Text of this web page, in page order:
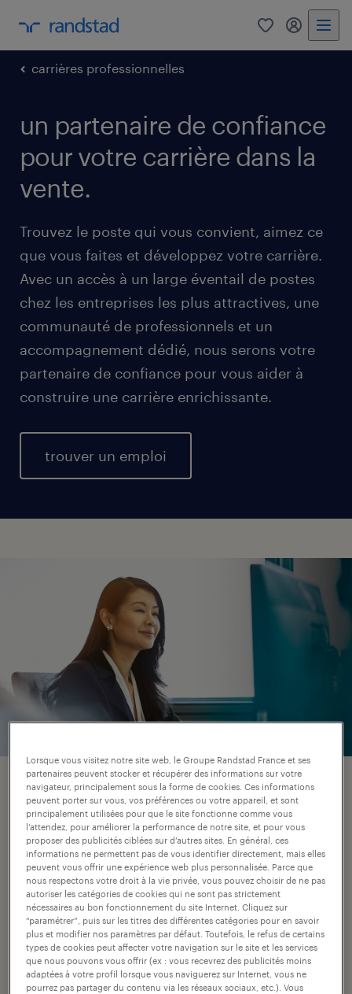
0 mon
carrières professionnelles
un partenaire de confiance
pour votre carrière dans la
vente.
Trouvez le poste qui vous convient, aimez ce
que vous faites et développez votre carrière.
Avec un accès à un large éventail de postes
chez les entreprises les plus attractives, une
communauté de professionnels et un
accompagnement dédié, nous serons votre
partenaire de confiance pour vous aider à
construire une carrière enrichissante.
trouver un emploi
ce que nous faisons.
Nos consultants sont des experts dans leur
spécialisation et comprennent parfaitement
vos besoins et préférences. En combinant
cela avec notre large éventail d'opportunités
chez les entreprises les plus attractives du
marché, notre approche vous garantit des
postes qui correspondent à votre profil.
Lorsque vous visitez notre site web, le Groupe Randstad France et ses
partenaires peuvent stocker et récupérer des informations sur votre
navigateur, principalement sous la forme de cookies. Ces informations
peuvent porter sur vous, vos préférences ou votre appareil, et sont
principalement utilisées pour que le site fonctionne comme vous
l’attendez, pour améliorer la performance de notre site, et pour vous
proposer des publicités ciblées sur d’autres sites. En général, ces
informations ne permettent pas de vous identifier directement, mais elles
peuvent vous offrir une expérience web plus personnalisée. Parce que
nous respectons votre droit à la vie privée, vous pouvez choisir de ne pas
autoriser les catégories de cookies qui ne sont pas strictement
nécessaires au bon fonctionnement du site Internet. Cliquez sur
“paramétrer”, puis sur les titres des différentes catégories pour en savoir
plus et modifier nos paramètres par défaut. Toutefois, le refus de certains
types de cookies peut affecter votre navigation sur le site et les services
que nous pouvons vous offrir (ex : vous recevrez des publicités moins
adaptées à votre profil lorsque vous naviguerez sur Internet, vous ne
pourrez pas partager du contenu via les réseaux sociaux, etc.). Vous